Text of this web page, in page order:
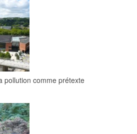
pollution comme prétexte